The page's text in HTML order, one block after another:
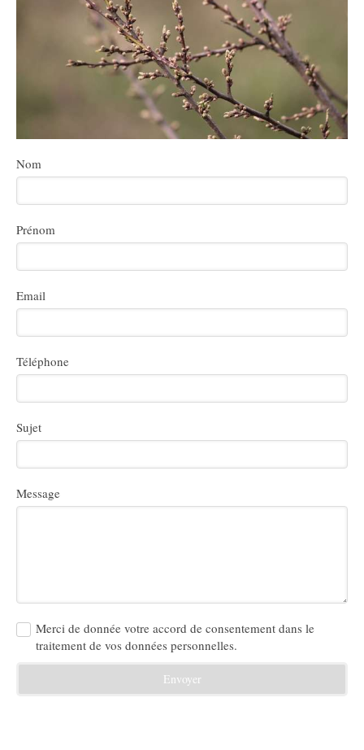
Nom
Prénom
Email
Téléphone
Sujet
Message
Merci de donnée votre accord de consentement dans le
traitement de vos données personnelles.
Envoyer